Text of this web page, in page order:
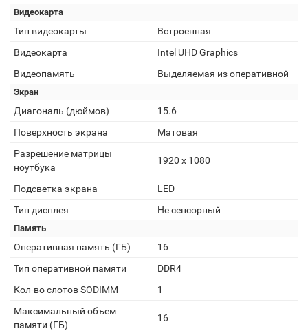
Видеокарта
Тип видеокарты
Встроенная
Видеокарта
Intel UHD Graphics
Видеопамять
Выделяемая из оперативной
Экран
Диагональ (дюймов)
15.6
Поверхность экрана
Матовая
Разрешение матрицы
ноутбука
1920 x 1080
Подсветка экрана
LED
Тип дисплея
Не сенсорный
Память
Оперативная память (ГБ)
16
Тип оперативной памяти
DDR4
Кол-во слотов SODIMM
1
Максимальный объем
памяти (ГБ)
16